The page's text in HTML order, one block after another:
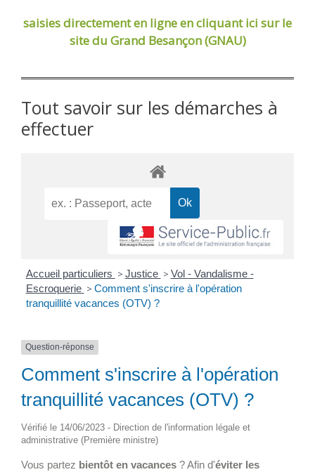
saisies directement en ligneen cliquant ici sur le
site du Grand Besançon (GNAU)
Tout savoir sur les démarches à
effectuer
Accueil particuliers > Justice > Vol - Vandalisme -
Escroquerie > Comment s'inscrire à l'opération
tranquillité vacances (OTV) ?
Question-réponse
Comment s'inscrire à l'opération
tranquillité vacances (OTV) ?
Vérifié le 14/06/2023 - Direction de l'information légale et
administrative (Première ministre)
Vous partez bientôt en vacances ? Afin d'éviter les